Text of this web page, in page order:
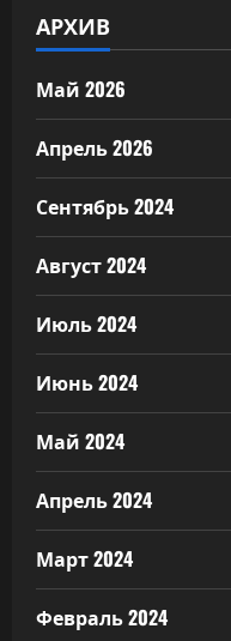
АРХИВ
Май 2026
Апрель 2026
Сентябрь 2024
Август 2024
Июль 2024
Июнь 2024
Май 2024
Апрель 2024
Март 2024
Февраль 2024